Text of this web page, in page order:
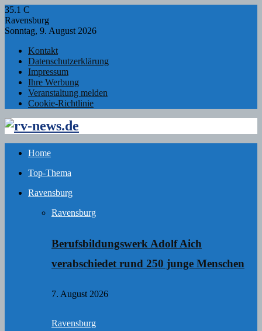
35.1 C
Ravensburg
Sonntag, 9. August 2026
Kontakt
Datenschutzerklärung
Impressum
Ihre Werbung
Veranstaltung melden
Cookie-Richtlinie
Facebook
Twitter
Instagram
Email
Rss
Home
Top-Thema
Ravensburg
Ravensburg
Berufsbildungswerk Adolf Aich
verabschiedet rund 250 junge Menschen
7. August 2026
Ravensburg